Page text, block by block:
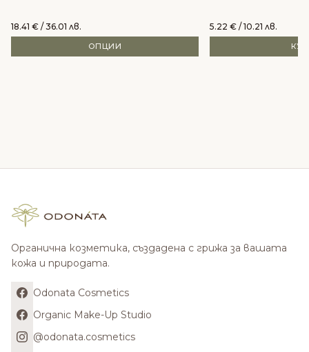
18.41 € / 36.01 лв.
ОПЦИИ
5.22 € / 10.21 лв.
Органична козметика, създадена с грижа за вашата
кожа и природата.
Odonata Cosmetics
Organic Make-Up Studio
@odonata.cosmetics